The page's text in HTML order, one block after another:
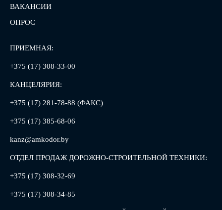
ВАКАНСИИ
ОПРОС
ПРИЕМНАЯ:
+375 (17) 308-33-00
КАНЦЕЛЯРИЯ:
+375 (17) 281-78-88 (ФАКС)
+375 (17) 385-68-06
kanz@amkodor.by
ОТДЕЛ ПРОДАЖ ДОРОЖНО-СТРОИТЕЛЬНОЙ ТЕХНИКИ:
+375 (17) 308-32-69
+375 (17) 308-34-85